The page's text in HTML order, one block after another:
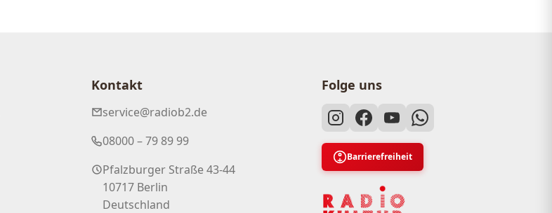
Kontakt
service@radiob2.de
08000 – 79 89 99
Pfalzburger Straße 43-44
10717 Berlin
Deutschland
Folge uns
Barrierefreiheit